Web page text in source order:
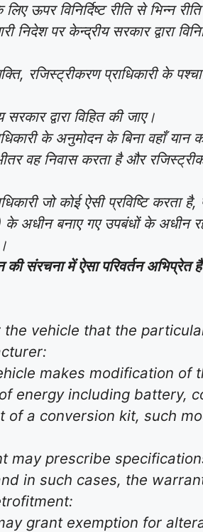
ऊपर विनिर्दिष्ट रीति से भिन्न
निदेश पर केन्द्रीय सरकार द्वारा
रजिस्ट्रीकरण प्राधिकारी के
द्वारा विहित की जाए।
के अनुमोदन के बिना वहाँ यान
भीतर वह निवास करता है और
जो कोई ऐसी प्रविष्टि करता
अधीन बनाए गए उपबंधों के अधीन
की संरचना में ऐसा परिवर्तन
vehicle that the
makes modification
energy including battery,
a conversion kit, such
may prescribe
in such cases, the
grant exemption for